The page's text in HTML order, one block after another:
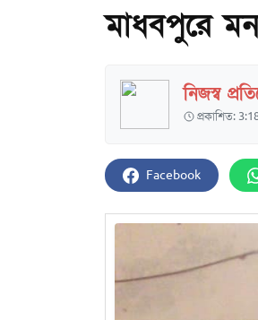
মাধবপুরে
নিজস্ব
প্রকাশিত:
Facebook